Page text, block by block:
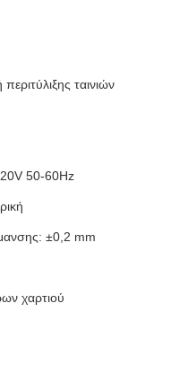
ταινιών
50-60Hz
±0,2 mm
χαρτιού